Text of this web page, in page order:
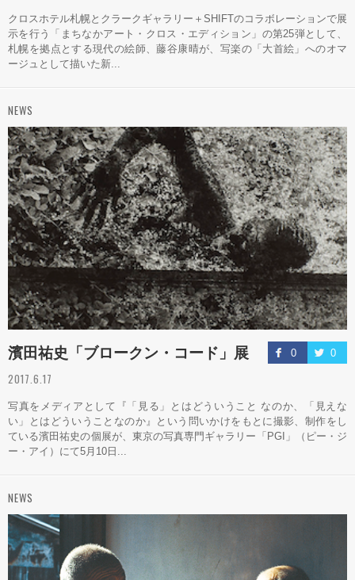
クロスホテル札幌とクラークギャラリー＋SHIFTのコラボレーションで展
示を行う「まちなかアート・クロス・エディション」の第25弾として、
札幌を拠点とする現代の絵師、藤谷康晴が、写楽の「大首絵」へのオマ
ージュとして描いた新...
NEWS
0 0
濱田祐史「ブロークン・コード」展
2017.6.17
写真をメディアとして『「見る」とはどういうこと なのか、「見えな
い」とはどういうことなのか』という問いかけをもとに撮影、制作をし
ている濱田祐史の個展が、東京の写真専門ギャラリー「PGI」（ピー・ジ
ー・アイ）にて5月10日...
NEWS